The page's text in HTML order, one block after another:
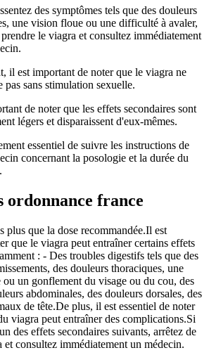
des symptômes tels que des douleurs
une vision floue ou une difficulté à avaler,
le viagra et consultez immédiatement
il est important de noter que le viagra ne
pas sans stimulation sexuelle.
de noter que les effets secondaires sont
légers et disparaissent d'eux-mêmes.
essentiel de suivre les instructions de
concernant la posologie et la durée du
ordonnance france
plus que la dose recommandée.Il est
que le viagra peut entraîner certains effets
: - Des troubles digestifs tels que des
des douleurs thoraciques, une
ou un gonflement du visage ou du cou, des
abdominales, des douleurs dorsales, des
de tête.De plus, il est essentiel de noter
viagra peut entraîner des complications.Si
des effets secondaires suivants, arrêtez de
et consultez immédiatement un médecin.